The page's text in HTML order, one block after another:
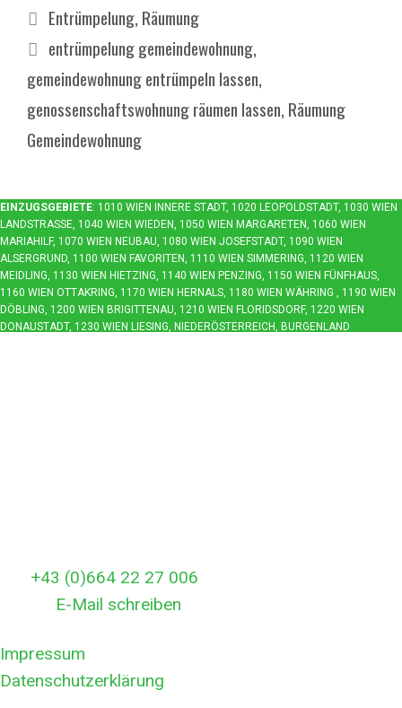
Categories
Entrümpelung, Räumung
Tags
entrümpelung gemeindewohnung,
gemeindewohnung entrümpeln lassen,
genossenschaftswohnung räumen lassen, Räumung
Gemeindewohnung
EINZUGSGEBIETE: 1010 WIEN INNERE STADT, 1020 LEOPOLDSTADT, 1030 WIEN
LANDSTRASSE, 1040 WIEN WIEDEN, 1050 WIEN MARGARETEN, 1060 WIEN M
ARIAHILF, 1070 WIEN NEUBAU, 1080 WIEN JOSEFSTADT, 1090 WIEN A
LSERGRUND, 1100 WIEN FAVORITEN, 1110 WIEN SIMMERING, 1120 WIEN M
EIDLING, 1130 WIEN HIETZING, 1140 WIEN PENZING, 1150 WIEN FÜNFHAUS, 1
160 WIEN OTTAKRING, 1170 WIEN HERNALS, 1180 WIEN WÄHRING , 1190 WIEN D
ÖBLING, 1200 WIEN BRIGITTENAU, 1210 WIEN FLORIDSDORF, 1220 WIEN D
ONAUSTADT, 1230 WIEN LIESING, NIEDERÖSTERREICH, BURGENLAND
+43 (0)664 22 27 006
E-Mail schreiben
Impressum
Datenschutzerklärung